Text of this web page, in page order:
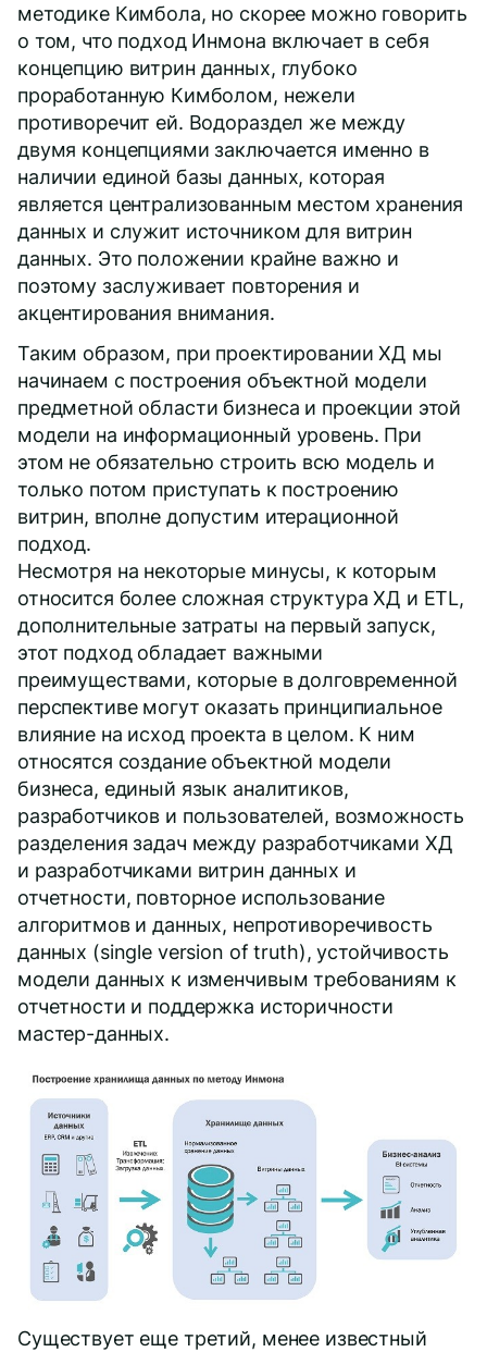
методике Кимбола, но скорее можно говорить
о том, что подход Инмона включает в себя
концепцию витрин данных, глубоко
проработанную Кимболом, нежели
противоречит ей. Водораздел же между
двумя концепциями заключается именно в
наличии единой базы данных, которая
является централизованным местом хранения
данных и служит источником для витрин
данных. Это положении крайне важно и
поэтому заслуживает повторения и
акцентирования внимания.
Таким образом, при проектировании ХД мы
начинаем с построения объектной модели
предметной области бизнеса и проекции этой
модели на информационный уровень. При
этом не обязательно строить всю модель и
только потом приступать к построению
витрин, вполне допустим итерационной
подход.
Несмотря на некоторые минусы, к которым
относится более сложная структура ХД и ETL,
дополнительные затраты на первый запуск,
этот подход обладает важными
преимуществами, которые в долговременной
перспективе могут оказать принципиальное
влияние на исход проекта в целом. К ним
относятся создание объектной модели
бизнеса, единый язык аналитиков,
разработчиков и пользователей, возможность
разделения задач между разработчиками ХД
и разработчиками витрин данных и
отчетности, повторное использование
алгоритмов и данных, непротиворечивость
данных (single version of truth), устойчивость
модели данных к изменчивым требованиям к
отчетности и поддержка историчности
мастер-данных.
Существует еще третий, менее известный